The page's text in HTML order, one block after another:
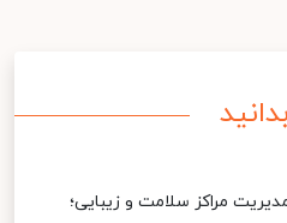
مراکز سلامت و زیبایی؛